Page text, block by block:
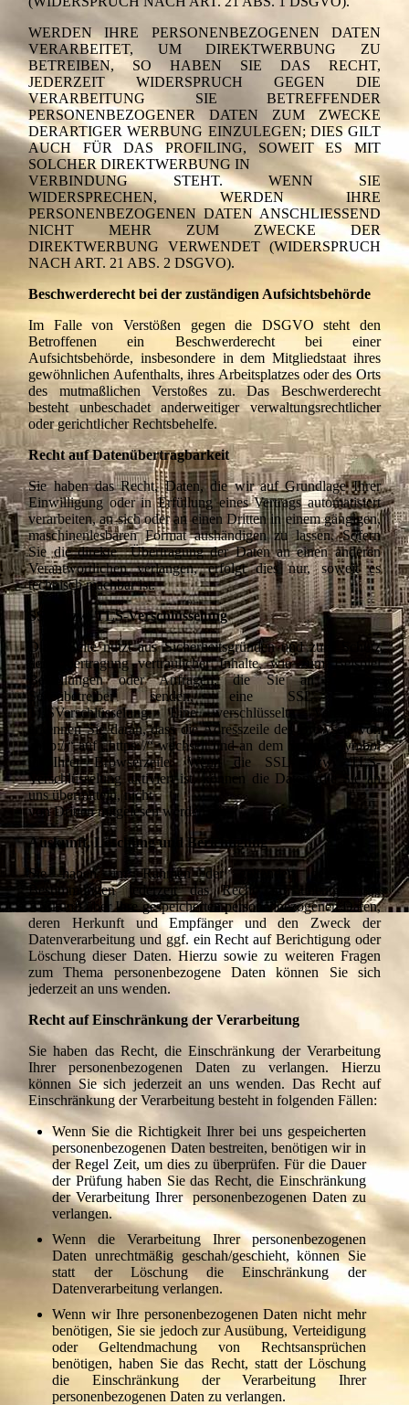
WERDEN IHRE PERSONENBEZOGENEN DATEN
VERARBEITET, UM DIREKTWERBUNG ZU
BETREIBEN, SO HABEN SIE DAS RECHT,
JEDERZEIT WIDERSPRUCH GEGEN DIE
VERARBEITUNG SIE BETREFFENDER
PERSONENBEZOGENER DATEN ZUM ZWECKE
DERARTIGER WERBUNG EINZULEGEN; DIES GILT
AUCH FÜR DAS PROFILING, SOWEIT ES MIT
SOLCHER DIREKTWERBUNG IN
VERBINDUNG STEHT. WENN SIE
WIDERSPRECHEN, WERDEN IHRE
PERSONENBEZOGENEN DATEN ANSCHLIESSEND
NICHT MEHR ZUM ZWECKE DER
DIREKTWERBUNG VERWENDET (WIDERSPRUCH
NACH ART. 21 ABS. 2 DSGVO).
Beschwerderecht bei der zuständigen Aufsichtsbehörde
Im Falle von Verstößen gegen die DSGVO steht den
Betroffenen ein Beschwerderecht bei einer
Aufsichtsbehörde, insbesondere in dem Mitgliedstaat ihres
gewöhnlichen Aufenthalts, ihres Arbeitsplatzes oder des Orts
des mutmaßlichen Verstoßes zu. Das Beschwerderecht
besteht unbeschadet anderweitiger verwaltungsrechtlicher
oder gerichtlicher Rechtsbehelfe.
Recht auf Datenübertragbarkeit
Sie haben das Recht, Daten, die wir auf Grundlage Ihrer
Einwilligung oder in Erfüllung eines Vertrags automatisiert
verarbeiten, an sich oder an einen Dritten in einem gängigen,
maschinenlesbaren Format aushändigen zu lassen. Sofern
Sie die direkte Übertragung der Daten an einen anderen
Verantwortlichen verlangen, erfolgt dies nur, soweit es
technisch machbar ist.
SSL- bzw. TLS-Verschlüsselung
Diese Seite nutzt aus Sicherheitsgründen und zum Schutz
der Übertragung vertraulicher Inhalte, wie zum Beispiel
Bestellungen oder Anfragen, die Sie an uns als
Seitenbetreiber senden, eine SSL- bzw.
TLSVerschlüsselung. Eine verschlüsselte Verbindung
erkennen Sie daran, dass die Adresszeile des Browsers von
„http://“ auf „https://“ wechselt und an dem Schloss-Symbol
in Ihrer Browserzeile. Wenn die SSL- bzw. TLS-
Verschlüsselung aktiviert ist, können die Daten, die Sie an
uns übermitteln, nicht
von Dritten mitgelesen werden.
Auskunft, Löschung und Berichtigung
Sie haben im Rahmen der geltenden gesetzlichen
Bestimmungen jederzeit das Recht auf unentgeltliche
Auskunft über Ihre gespeicherten personenbezogenen Daten,
deren Herkunft und Empfänger und den Zweck der
Datenverarbeitung und ggf. ein Recht auf Berichtigung oder
Löschung dieser Daten. Hierzu sowie zu weiteren Fragen
zum Thema personenbezogene Daten können Sie sich
jederzeit an uns wenden.
Recht auf Einschränkung der Verarbeitung
Sie haben das Recht, die Einschränkung der Verarbeitung
Ihrer personenbezogenen Daten zu verlangen. Hierzu
können Sie sich jederzeit an uns wenden. Das Recht auf
Einschränkung der Verarbeitung besteht in folgenden Fällen:
Wenn Sie die Richtigkeit Ihrer bei uns gespeicherten
personenbezogenen Daten bestreiten, benötigen wir in
der Regel Zeit, um dies zu überprüfen. Für die Dauer
der Prüfung haben Sie das Recht, die Einschränkung
der Verarbeitung Ihrer personenbezogenen Daten zu
verlangen.
Wenn die Verarbeitung Ihrer personenbezogenen
Daten unrechtmäßig geschah/geschieht, können Sie
statt der Löschung die Einschränkung der
Datenverarbeitung verlangen.
Wenn wir Ihre personenbezogenen Daten nicht mehr
benötigen, Sie sie jedoch zur Ausübung, Verteidigung
oder Geltendmachung von Rechtsansprüchen
benötigen, haben Sie das Recht, statt der Löschung
die Einschränkung der Verarbeitung Ihrer
personenbezogenen Daten zu verlangen.